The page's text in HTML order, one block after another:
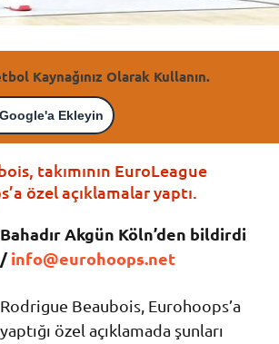
Kaynağınız Olarak Kullanın.
Ekleyin
takımının EuroLeague
özel açıklamalar yaptı.
Bahadır Akgün Köln’den bildirdi
/info@eurohoops.net
Rodrigue Beaubois, Eurohoops’a
yaptığı özel açıklamada şunları